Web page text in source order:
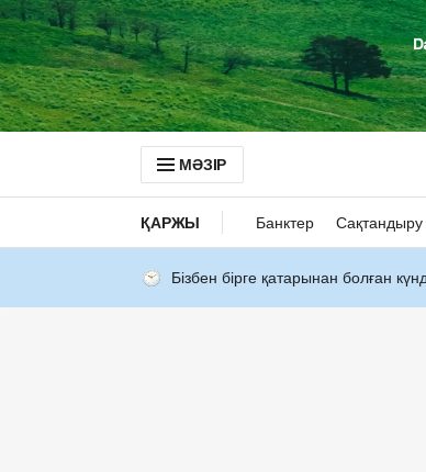
МӘЗІР
ҚАРЖЫ Банктер Сақтандыру
Бізбен бірге қатарынан болған